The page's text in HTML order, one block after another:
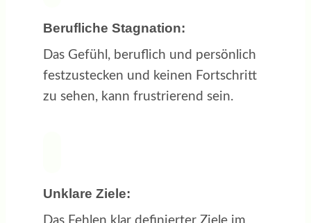
Berufliche Stagnation:
Das Gefühl, beruflich und persönlich
festzustecken und keinen Fortschritt
zu sehen, kann frustrierend sein.
Unklare Ziele: